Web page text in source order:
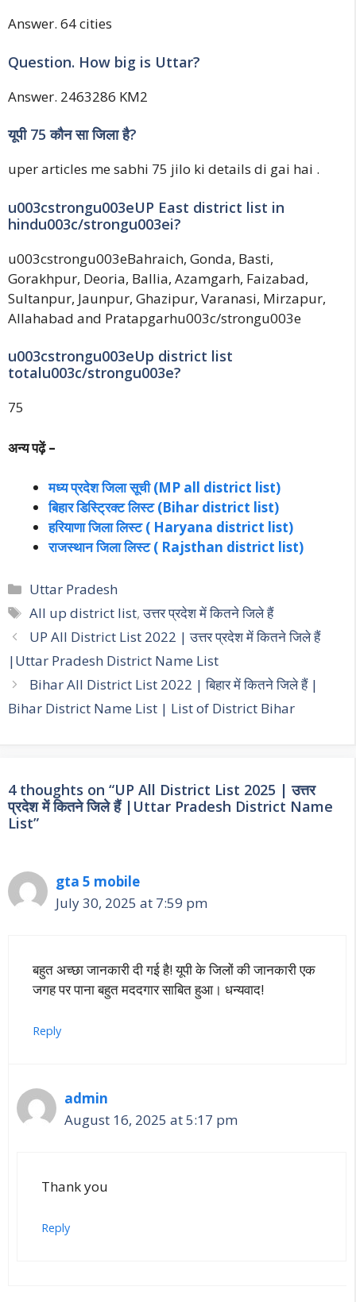
Answer. 64 cities
Question. How big is Uttar?
Answer. 2463286 KM2
यूपी 75 कौन सा जिला है?
uper articles me sabhi 75 jilo ki details di gai hai .
u003cstrongu003eUP East district list in
hindu003c/strongu003ei?
u003cstrongu003eBahraich, Gonda, Basti,
Gorakhpur, Deoria, Ballia, Azamgarh, Faizabad,
Sultanpur, Jaunpur, Ghazipur, Varanasi, Mirzapur,
Allahabad and Pratapgarhu003c/strongu003e
u003cstrongu003eUp district list
totalu003c/strongu003e?
75
अन्य पढ़ें –
मध्य प्रदेश जिला सूची (MP all district list)
बिहार डिस्ट्रिक्ट लिस्ट (Bihar district list)
हरियाणा जिला लिस्ट ( Haryana district list)
राजस्थान जिला लिस्ट ( Rajsthan district list)
Categories
Uttar Pradesh
Tags
All up district list,उत्तर प्रदेश में कितने जिले हैं
Post
navigation
UP All District List 2022 | उत्तर प्रदेश में कितने जिले हैं
|Uttar Pradesh District Name List
Bihar All District List 2022 | बिहार में कितने जिले हैं |
Bihar District Name List | List of District Bihar
4 thoughts on “UP All District List 2025 | उत्तर
प्रदेश में कितने जिले हैं |Uttar Pradesh District Name
List”
gta 5 mobile
July 30, 2025 at 7:59 pm
बहुत अच्छा जानकारी दी गई है! यूपी के जिलों की जानकारी एक
जगह पर पाना बहुत मददगार साबित हुआ। धन्यवाद!
Reply
admin
August 16, 2025 at 5:17 pm
Thank you
Reply